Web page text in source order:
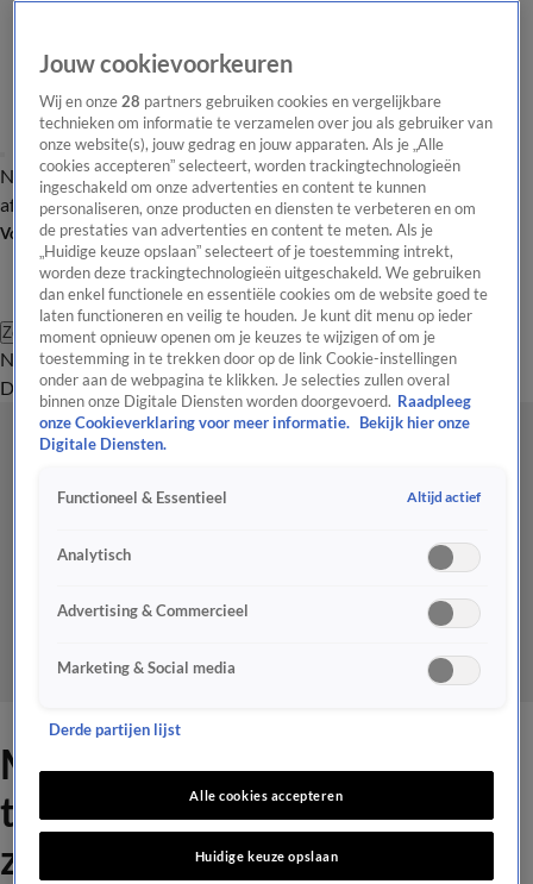
Nieuws van de DagOpinie van de Dag Onze categorieën Laatste
afleveringVideo's Nieuws van de Dag Podcast
Volg Nieuws van de Dag
Zoeken
Nieuws van de DagOpinie van de
Dag
Video'sUitzendingen PodcastPanelContact
Marokkaanse Nederlanders
terug naar Marokko: 'Dat
zou wel heel jammer zijn'
Jouw cookievoorkeuren
Wij en onze28 partners gebruiken cookies en vergelijkbare
technieken om informatie te verzamelen over jou als gebruiker van
onze website(s), jouw gedrag en jouw apparaten. Als je „Alle
cookies accepteren” selecteert, worden trackingtechnologieën
ingeschakeld om onze advertenties en content te kunnen
personaliseren, onze producten en diensten te verbeteren en om
de prestaties van advertenties en content te meten. Als je
„Huidige keuze opslaan” selecteert of je toestemming intrekt,
worden deze trackingtechnologieën uitgeschakeld. We gebruiken
dan enkel functionele en essentiële cookies om de website goed te
laten functioneren en veilig te houden. Je kunt dit menu op ieder
moment opnieuw openen om je keuzes te wijzigen of om je
toestemming in te trekken door op de link Cookie-instellingen
onder aan de webpagina te klikken. Je selecties zullen overal
binnen onze Digitale Diensten worden doorgevoerd. Raadpleeg
onze Cookieverklaring voor meer informatie.
Bekijk hier onze
Digitale Diensten.
Functioneel & Essentieel Altijd actief
Analytisch
Advertising & Commercieel
Marketing & Social media
Derde partijen lijst
Alle cookies accepteren
Huidige keuze opslaan